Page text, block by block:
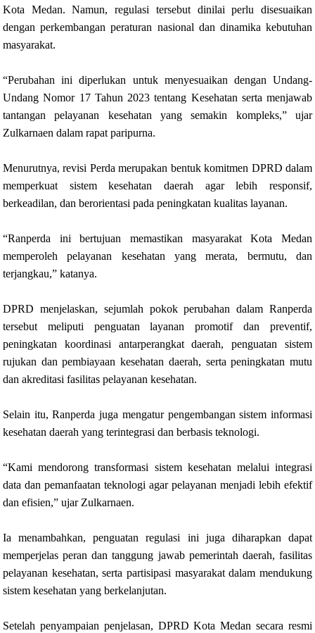
Kota Medan. Namun, regulasi tersebut dinilai perlu disesuaikan
dengan perkembangan peraturan nasional dan dinamika kebutuhan
masyarakat.
“Perubahan ini diperlukan untuk menyesuaikan dengan Undang-
Undang Nomor 17 Tahun 2023 tentang Kesehatan serta menjawab
tantangan pelayanan kesehatan yang semakin kompleks,” ujar
Zulkarnaen dalam rapat paripurna.
Menurutnya, revisi Perda merupakan bentuk komitmen DPRD dalam
memperkuat sistem kesehatan daerah agar lebih responsif,
berkeadilan, dan berorientasi pada peningkatan kualitas layanan.
“Ranperda ini bertujuan memastikan masyarakat Kota Medan
memperoleh pelayanan kesehatan yang merata, bermutu, dan
terjangkau,” katanya.
DPRD menjelaskan, sejumlah pokok perubahan dalam Ranperda
tersebut meliputi penguatan layanan promotif dan preventif,
peningkatan koordinasi antarperangkat daerah, penguatan sistem
rujukan dan pembiayaan kesehatan daerah, serta peningkatan mutu
dan akreditasi fasilitas pelayanan kesehatan.
Selain itu, Ranperda juga mengatur pengembangan sistem informasi
kesehatan daerah yang terintegrasi dan berbasis teknologi.
“Kami mendorong transformasi sistem kesehatan melalui integrasi
data dan pemanfaatan teknologi agar pelayanan menjadi lebih efektif
dan efisien,” ujar Zulkarnaen.
Ia menambahkan, penguatan regulasi ini juga diharapkan dapat
memperjelas peran dan tanggung jawab pemerintah daerah, fasilitas
pelayanan kesehatan, serta partisipasi masyarakat dalam mendukung
sistem kesehatan yang berkelanjutan.
Setelah penyampaian penjelasan, DPRD Kota Medan secara resmi